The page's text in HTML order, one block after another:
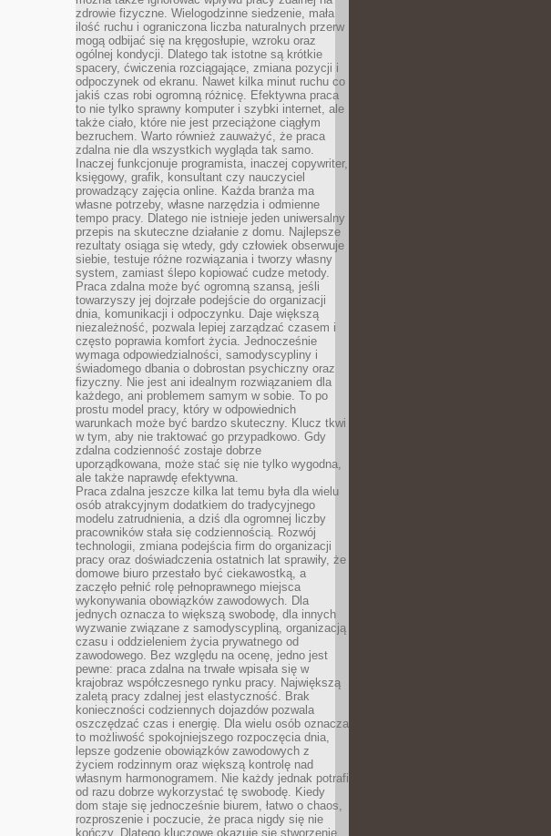
zdrowie fizyczne. Wielogodzinne siedzenie, mała
ilość ruchu i ograniczona liczba naturalnych przerw
mogą odbijać się na kręgosłupie, wzroku oraz
ogólnej kondycji. Dlatego tak istotne są krótkie
spacery, ćwiczenia rozciągające, zmiana pozycji i
odpoczynek od ekranu. Nawet kilka minut ruchu co
jakiś czas robi ogromną różnicę. Efektywna praca
to nie tylko sprawny komputer i szybki internet, ale
także ciało, które nie jest przeciążone ciągłym
bezruchem. Warto również zauważyć, że praca
zdalna nie dla wszystkich wygląda tak samo.
Inaczej funkcjonuje programista, inaczej copywriter,
księgowy, grafik, konsultant czy nauczyciel
prowadzący zajęcia online. Każda branża ma
własne potrzeby, własne narzędzia i odmienne
tempo pracy. Dlatego nie istnieje jeden uniwersalny
przepis na skuteczne działanie z domu. Najlepsze
rezultaty osiąga się wtedy, gdy człowiek obserwuje
siebie, testuje różne rozwiązania i tworzy własny
system, zamiast ślepo kopiować cudze metody.
Praca zdalna może być ogromną szansą, jeśli
towarzyszy jej dojrzałe podejście do organizacji
dnia, komunikacji i odpoczynku. Daje większą
niezależność, pozwala lepiej zarządzać czasem i
często poprawia komfort życia. Jednocześnie
wymaga odpowiedzialności, samodyscypliny i
świadomego dbania o dobrostan psychiczny oraz
fizyczny. Nie jest ani idealnym rozwiązaniem dla
każdego, ani problemem samym w sobie. To po
prostu model pracy, który w odpowiednich
warunkach może być bardzo skuteczny. Klucz tkwi
w tym, aby nie traktować go przypadkowo. Gdy
zdalna codzienność zostaje dobrze
uporządkowana, może stać się nie tylko wygodna,
ale także naprawdę efektywna.
Praca zdalna jeszcze kilka lat temu była dla wielu
osób atrakcyjnym dodatkiem do tradycyjnego
modelu zatrudnienia, a dziś dla ogromnej liczby
pracowników stała się codziennością. Rozwój
technologii, zmiana podejścia firm do organizacji
pracy oraz doświadczenia ostatnich lat sprawiły, że
domowe biuro przestało być ciekawostką, a
zaczęło pełnić rolę pełnoprawnego miejsca
wykonywania obowiązków zawodowych. Dla
jednych oznacza to większą swobodę, dla innych
wyzwanie związane z samodyscypliną, organizacją
czasu i oddzieleniem życia prywatnego od
zawodowego. Bez względu na ocenę, jedno jest
pewne: praca zdalna na trwałe wpisała się w
krajobraz współczesnego rynku pracy. Największą
zaletą pracy zdalnej jest elastyczność. Brak
konieczności codziennych dojazdów pozwala
oszczędzać czas i energię. Dla wielu osób oznacza
to możliwość spokojniejszego rozpoczęcia dnia,
lepsze godzenie obowiązków zawodowych z
życiem rodzinnym oraz większą kontrolę nad
własnym harmonogramem. Nie każdy jednak potrafi
od razu dobrze wykorzystać tę swobodę. Kiedy
dom staje się jednocześnie biurem, łatwo o chaos,
rozproszenie i poczucie, że praca nigdy się nie
kończy. Dlatego kluczowe okazuje się stworzenie